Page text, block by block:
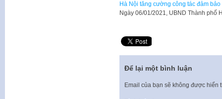
Hà Nội tăng cường công tác đảm
Ngày 06/01/2021, UBND Thành
Để lại một bình luận
Email của bạn sẽ không được hiển